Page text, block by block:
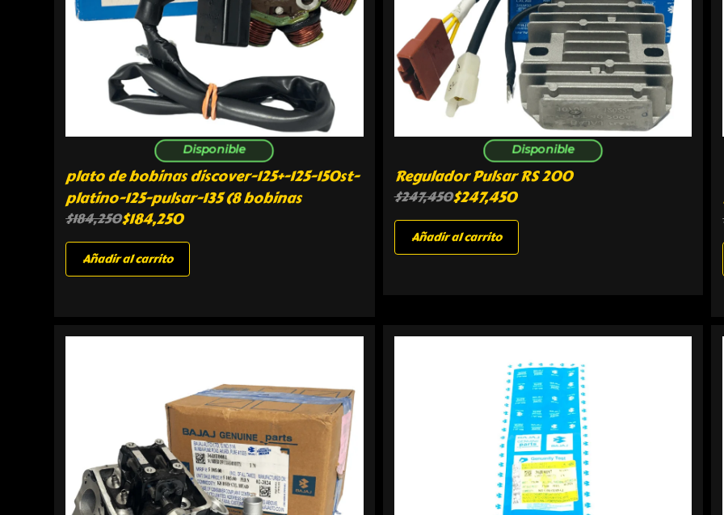
Disponible
plato de bobinas discover-125+-125-150st-
platino-125-pulsar-135 (8 bobinas
$184,250$184,250
Añadir al carrito
Disponible
Regulador Pulsar RS 200
$247,450$247,450
Añadir al carrito